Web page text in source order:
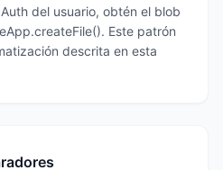
del usuario, obtén el blob
Este patrón
descrita en esta